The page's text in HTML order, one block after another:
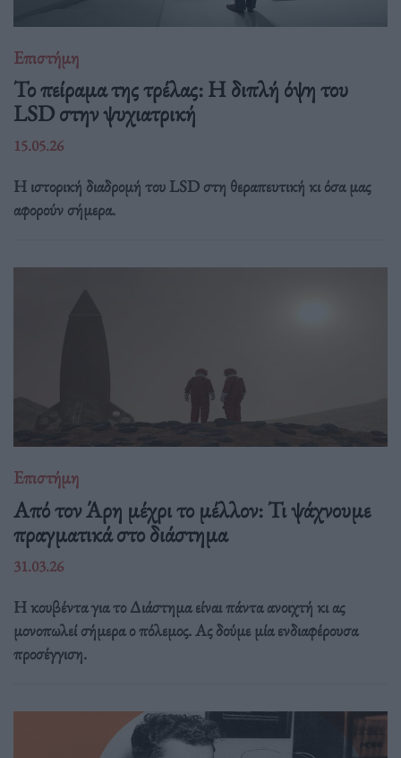
Επιστήμη
Το πείραμα της τρέλας: Η διπλή όψη του
LSD στην ψυχιατρική
15.05.26
Η ιστορική διαδρομή του LSD στη θεραπευτική κι όσα μας
αφορούν σήμερα.
Επιστήμη
Από τον Άρη μέχρι το μέλλον: Τι ψάχνουμε
πραγματικά στο διάστημα
31.03.26
Η κουβέντα για το Διάστημα είναι πάντα ανοιχτή κι ας
μονοπωλεί σήμερα ο πόλεμος. Ας δούμε μία ενδιαφέρουσα
προσέγγιση.